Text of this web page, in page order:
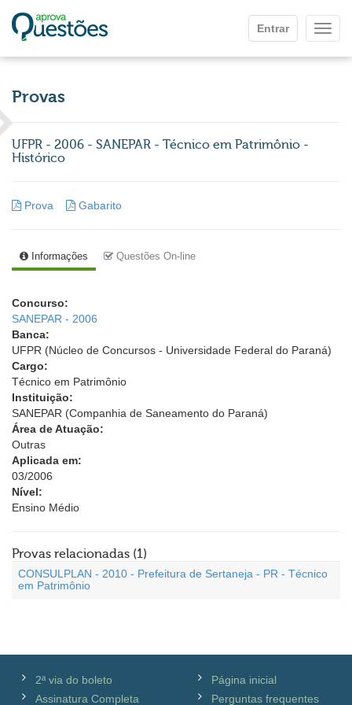
Entrar
Provas
UFPR - 2006 - SANEPAR - Técnico em Patrimônio -
Histórico
Prova Gabarito
Informações Questões On-line
Concurso:
SANEPAR - 2006
Banca:
UFPR (Núcleo de Concursos - Universidade Federal do Paraná)
Cargo:
Técnico em Patrimônio
Instituição:
SANEPAR (Companhia de Saneamento do Paraná)
Área de Atuação:
Outras
Aplicada em:
03/2006
Nível:
Ensino Médio
Provas relacionadas (1)
CONSULPLAN - 2010 - Prefeitura de Sertaneja - PR - Técnico
em Patrimônio
2ª via do boleto
Assinatura Completa
Página inicial
Perguntas frequentes